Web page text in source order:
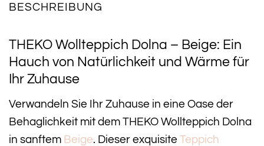
BESCHREIBUNG
THEKO Wollteppich Dolna – Beige: Ein
Hauch von Natürlichkeit und Wärme für
Ihr Zuhause
Verwandeln Sie Ihr Zuhause in eine Oase der
Behaglichkeit mit dem THEKO Wollteppich Dolna
in sanftem Beige. Dieser exquisite Teppich